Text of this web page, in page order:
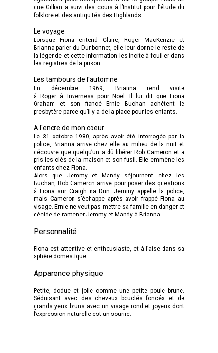
que Gillian a suivi des cours à l’Institut pour l’étude du
folklore et des antiquités des Highlands.
Le voyage
Lorsque Fiona entend Claire, Roger MacKenzie et
Brianna parler du Dunbonnet, elle leur donne le reste de
la légende et cette information les incite à fouiller dans
les registres de la prison.
Les tambours de l'automne
En décembre 1969, Brianna rend visite
à Roger à Inverness pour Noël. Il lui dit que Fiona
Graham et son fiancé Ernie Buchan achètent le
presbytère parce qu’il y a de la place pour les enfants.
A l'encre de mon coeur
Le 31 octobre 1980, après avoir été interrogée par la
police, Brianna arrive chez elle au milieu de la nuit et
découvre que quelqu’un a dû libérer Rob Cameron et a
pris les clés de la maison et son fusil. Elle emmène les
enfants chez Fiona.
Alors que Jemmy et Mandy séjournent chez les
Buchan, Rob Cameron arrive pour poser des questions
à Fiona sur Craigh na Dun. Jemmy appelle la police,
mais Cameron s’échappe après avoir frappé Fiona au
visage. Ernie ne veut pas mettre sa famille en danger et
décide de ramener Jemmy et Mandy à Brianna.
Personnalité
Fiona est attentive et enthousiaste, et à l’aise dans sa
sphère domestique.
Apparence physique
Petite, dodue et jolie comme une petite poule brune.
Séduisant avec des cheveux bouclés foncés et de
grands yeux bruns avec un visage rond et joyeux dont
l’expression naturelle est un sourire.